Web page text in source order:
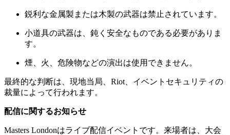
鋭利な金属製または木製の武器は禁止されています。
小道具の武器は、鈍く安全なものである必要がありま
す。
煙、火、危険物などの演出は使用できません。
最終的な判断は、現地当局、Riot、イベントセキュリティの
裁量によって行われます。
配信に関するお知らせ
Masters Londonはライブ配信イベントです。来場者は、大会